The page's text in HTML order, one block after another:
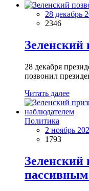
28 декабрь
2346
Зеленский
28 декабря
позвонил
Читать далее
Политика
2 ноябрь
1793
Зеленский
пассивным